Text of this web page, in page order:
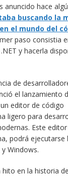
anuncido hace
buscando la
el mundo del
paso consistia
y hacerla
de
el lanzamiento
editor de código
ligero para
Este
podrá ejecutarse
y Windows.
hito en la historia de